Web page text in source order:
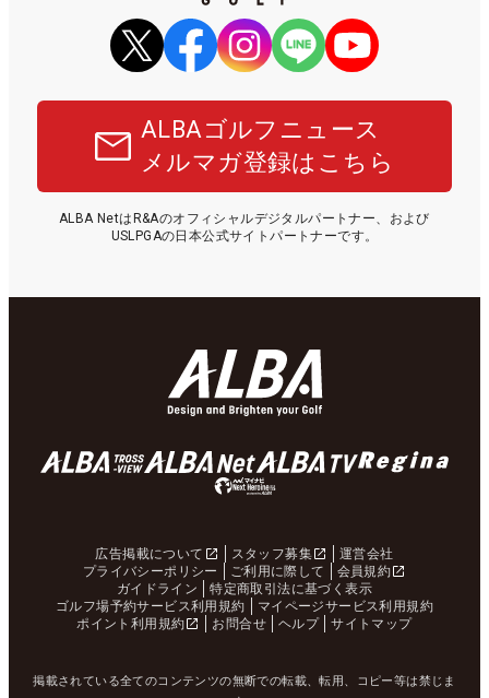
ALBAゴルフニュース
メルマガ登録はこちら
ALBA NetはR&Aのオフィシャルデジタルパートナー、および
USLPGAの日本公式サイトパートナーです。
広告掲載について スタッフ募集
運営会社
プライバシーポリシー
ご利用に際して
会員規約
ガイドライン
特定商取引法に基づく表示
ゴルフ場予約サービス利用規約
マイページサービス利用規約
ポイント利用規約
お問合せ ヘルプ サイトマップ
掲載されている全てのコンテンツの無断での転載、転用、コピー等は禁じま